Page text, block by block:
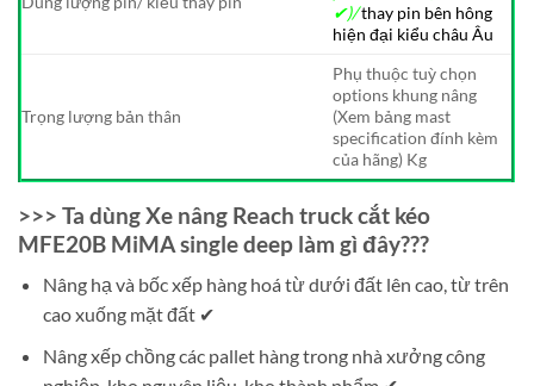
✔)/thay pin bên hông
hiện đại kiểu châu Âu
Trọng lượng bản thân
Phụ thuộc tuỳ chọn
options khung nâng
(Xem bảng mast
specification đính kèm
của hãng) Kg
>>> Ta dùng Xe nâng Reach truck cắt kéo
MFE20B MiMA single deep làm gì đây???
Nâng hạ và bốc xếp hàng hoá từ dưới đất lên cao, từ trên
cao xuống mặt đất ✔
Nâng xếp chồng các pallet hàng trong nhà xưởng công